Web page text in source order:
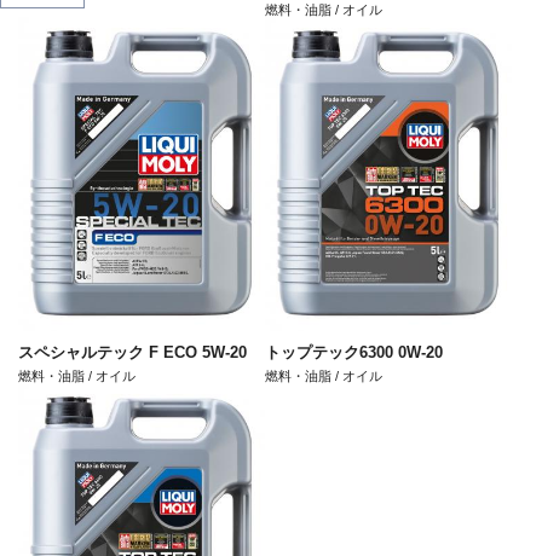
燃料・油脂 / オイル
スペシャルテック F ECO 5W-20
燃料・油脂 / オイル
トップテック6300 0W-20
燃料・油脂 / オイル